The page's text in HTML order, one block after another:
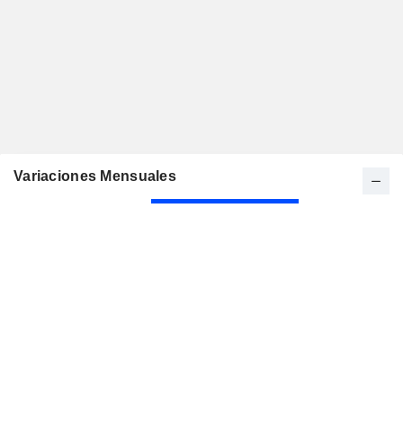
Variaciones Mensuales